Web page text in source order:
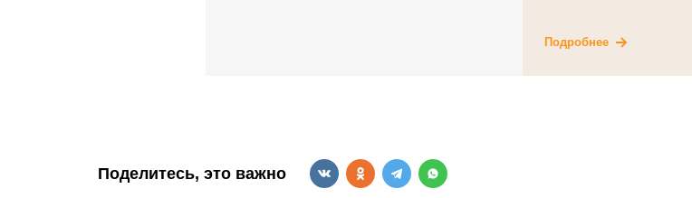
Подробнее
Поделитесь, это важно